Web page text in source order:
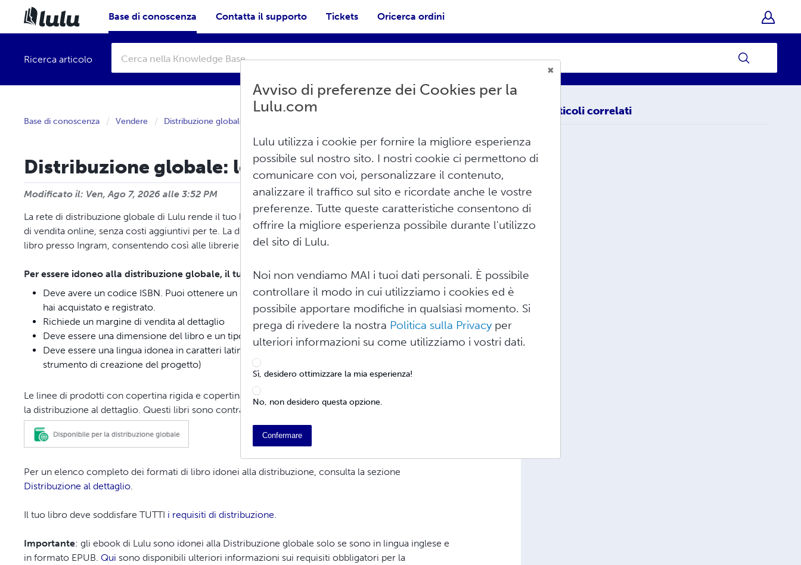
Base di conoscenza Contatta il supporto Tickets Oricerca ordini
Ricerca articolo
Base di conoscenza Vendere Distribuzione globale
Distribuzione globale: le basi Stampa
Modificato il: Ven, Ago 7, 2026 alle 3:52 PM
La rete di distribuzione globale di Lulu rende il tuo libro disponibile per l'acquisto su Amazon e altri siti
di vendita online, senza costi aggiuntivi per te. La distribuzione globale crea inoltre una scheda del
libro presso Ingram, consentendo così alle librerie fisiche di acquistarlo.
Per essere idoneo alla distribuzione globale, il tuo libro:
Deve avere un codice ISBN. Puoi ottenere un codice ISBN gratuito da Lulu o utilizzarne uno che
hai acquistato e registrato.
Richiede un margine di vendita al dettaglio
Deve essere una dimensione del libro e un tipo di rilegatura idonei
Deve essere una lingua idonea in caratteri latini (le lingue idonee sono visualizzate nello
strumento di creazione del progetto)
Le linee di prodotti con copertina rigida e copertina rigida di Lulu includono formati di libri idonei per
la distribuzione al dettaglio. Questi libri sono contrassegnati da questo simbolo:
Per un elenco completo dei formati di libro idonei alla distribuzione, consulta la sezione
Distribuzione al dettaglio.
Il tuo libro deve soddisfare TUTTI i requisiti di distribuzione.
Importante: gli ebook di Lulu sono idonei alla Distribuzione globale solo se sono in lingua inglese e
in formato EPUB. Qui sono disponibili ulteriori informazioni sui requisiti obbligatori per la
Articoli correlati
Avviso di preferenze dei Cookies per la
Lulu.com
Lulu utilizza i cookie per fornire la migliore esperienza
possibile sul nostro sito. I nostri cookie ci permettono di
comunicare con voi, personalizzare il contenuto,
analizzare il traffico sul sito e ricordate anche le vostre
preferenze. Tutte queste caratteristiche consentono di
offrire la migliore esperienza possibile durante l'utilizzo
del sito di Lulu.
Noi non vendiamo MAI i tuoi dati personali. È possibile
controllare il modo in cui utilizziamo i cookies ed è
possibile apportare modifiche in qualsiasi momento. Si
prega di rivedere la nostra Politica sulla Privacy per
ulteriori informazioni su come utilizziamo i vostri dati.
Sì, desidero ottimizzare la mia esperienza!
No, non desidero questa opzione.
Confermare